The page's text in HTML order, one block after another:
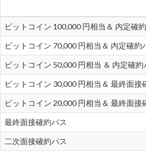
ビットコイン 100,000 円相当＆ 内定確
ビットコイン 70,000 円相当＆ 内定確約
ビットコイン 50,000 円相当 ＆ 内定確
ビットコイン 30,000 円相当＆ 最終面接
ビットコイン 20,000 円相当＆ 最終面接
最終面接確約パス
二次面接確約パス